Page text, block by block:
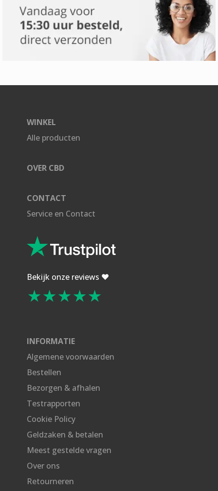
WINKEL
Alle producten
OVER CBD
CONTACT
Service en Contact
Bekijk onze reviews ❤️
★★★★★
INFORMATIE
Algemene voorwaarden
Bestellen
Bezorgen & afhalen
Testrapporten
Cookie Policy
Geldzaken & betalen
Meest gestelde vragen
Over ons
Retourneren